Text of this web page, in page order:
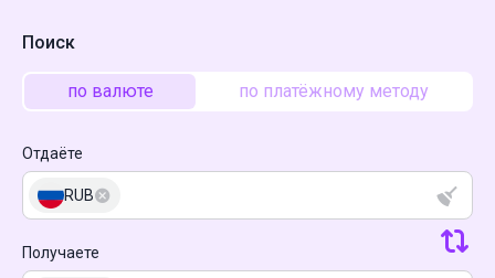
Поиск
по валюте по платёжному методу
Отдаёте
RUB
Получаете